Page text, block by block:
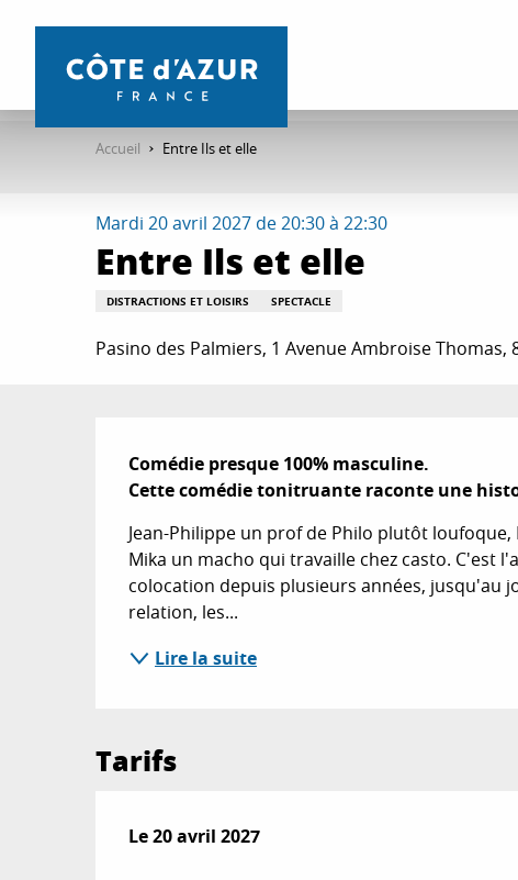
contenu
Accueil Entre Ils et elle
Mardi 20 avril 2027 de 20:30 à 22:30
Entre Ils et elle
DISTRACTIONS ET LOISIRS SPECTACLE
Pasino des Palmiers, 1 Avenue Ambroise Thomas,
Description
Comédie presque 100% masculine.
Cette comédie tonitruante raconte une
Jean-Philippe un prof de Philo plutôt
Mika un macho qui travaille chez casto. C'est
colocation depuis plusieurs années, jusqu'au
relation, les...
Lire la suite
Tarifs
Le20 avril 2027
Le20 avril 2027